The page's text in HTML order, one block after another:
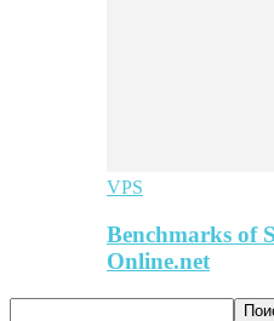
VPS
Benchmarks of
Online.net